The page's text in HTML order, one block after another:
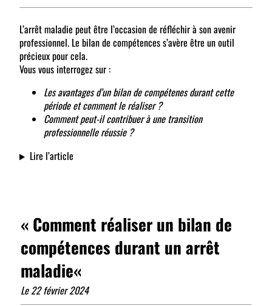
L’arrêt maladie peut être l’occasion de réfléchir à son avenir
professionnel. Le bilan de compétences s’avère être un outil
précieux pour cela.
Vous vous interrogez sur :
Les avantages d’un bilan de compétenes durant cette
période et comment le réaliser ?
Comment peut-il contribuer à une transition
professionnelle réussie ?
Lire l’article
« Comment réaliser un bilan de
compétences durant un arrêt
maladie«
Le 22 février 2024